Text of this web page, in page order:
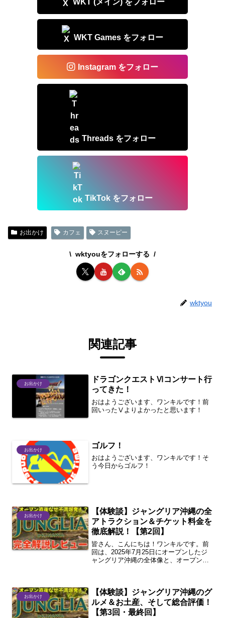
WKT Games をフォロー
Instagram をフォロー
Threads をフォロー
TikTok をフォロー
お出かけ カフェ スヌーピー
wktyouをフォローする
wktyou
関連記事
お出かけ
ドラゴンクエストⅥコンサート行
ってきた！
おはようございます、ワンキルです！前
回いったⅤよりよかったと思います！
お出かけ ゴルフ！
おはようございます、ワンキルです！そ
う今日からゴルフ！
お出かけ
【体験談】ジャングリア沖縄の全
アトラクション＆チケット料金を
徹底解説！【第2回】
皆さん、こんにちは！ワンキルです。前
回は、2025年7月25日にオープンしたジ
ャングリア沖縄の全体像と、オープン直
ト・料金」について...
お出かけ
【体験談】ジャングリア沖縄のグ
ルメ＆お土産、そして総合評価！
【第3回・最終回】